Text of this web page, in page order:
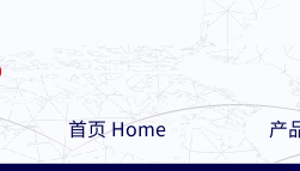
首页 Home 产